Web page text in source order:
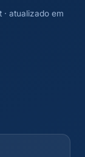
· atualizado em